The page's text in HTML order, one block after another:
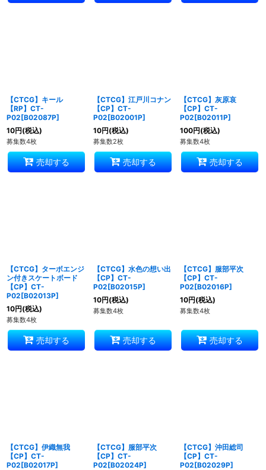
【CTCG】キール
【RP】CT-
P02[B02087P]
10円(税込)
募集数4枚
売却する
【CTCG】江戸川コナン
【CP】CT-
P02[B02001P]
10円(税込)
募集数2枚
売却する
【CTCG】灰原哀
【CP】CT-
P02[B02011P]
100円(税込)
募集数4枚
売却する
【CTCG】ターボエンジ
ン付きスケートボード
【CP】CT-
P02[B02013P]
10円(税込)
募集数4枚
売却する
【CTCG】水色の想い出
【CP】CT-
P02[B02015P]
10円(税込)
募集数4枚
売却する
【CTCG】服部平次
【CP】CT-
P02[B02016P]
10円(税込)
募集数4枚
売却する
【CTCG】伊織無我
【CP】CT-
P02[B02017P]
【CTCG】服部平次
【CP】CT-
P02[B02024P]
【CTCG】沖田総司
【CP】CT-
P02[B02029P]